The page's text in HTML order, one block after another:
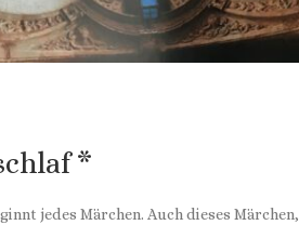
*
jedes Märchen. Auch dieses Märchen,